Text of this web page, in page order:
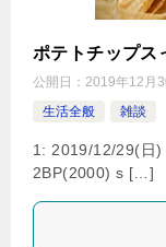
ポテトチップス
公開日： 2019年12月
生活全般
雑談
1: 2019/12/29(日
2BP(2000) s […]